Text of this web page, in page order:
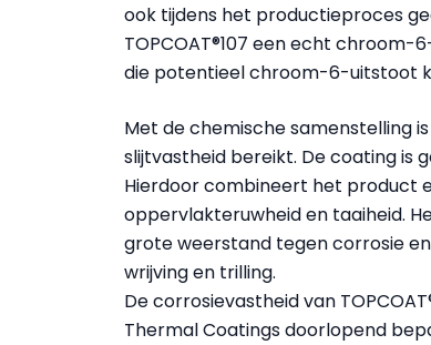
ook tijdens het productieproces
TOPCOAT®107 een echt
die potentieel chroom-6-uitstoot
Met de chemische samenstelling
slijtvastheid bereikt. De coating is
Hierdoor combineert het product
oppervlakteruwheid en taaiheid.
grote weerstand tegen corrosie
wrijving en trilling.
De corrosievastheid van
Thermal Coatings doorlopend